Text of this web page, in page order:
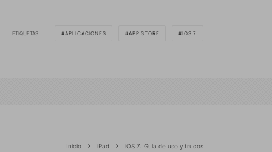
ETIQUETAS APLICACIONES APP STORE IOS 7
Inicio iPad iOS 7: Guía de uso y trucos